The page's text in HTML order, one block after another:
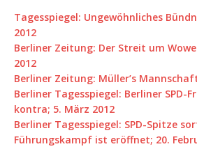
Tagesspiegel: Ungewöhnliches
2012
Berliner Zeitung: Der Streit um
2012
Berliner Zeitung: Müller’s
Berliner Tagesspiegel: Berliner SPD-
kontra; 5. März 2012
Berliner Tagesspiegel: SPD-Spitze
Führungskampf ist eröffnet; 20.